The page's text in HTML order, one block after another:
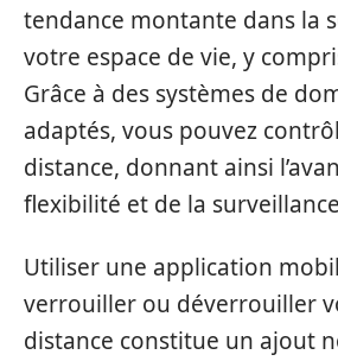
tendance montante dans la
votre espace de vie, y
Grâce à des systèmes de
adaptés, vous pouvez
distance, donnant ainsi
flexibilité et de la
Utiliser une application
verrouiller ou déverrouiller
distance constitue un ajout